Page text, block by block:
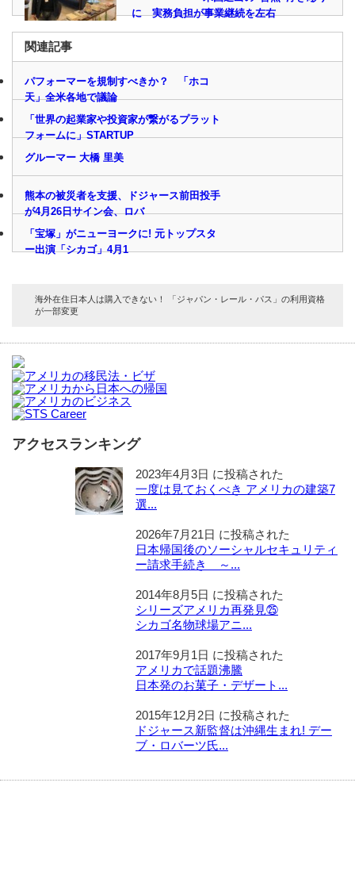
に 実務負担が事業継続を左右
関連記事
パフォーマーを規制すべきか？ 「ホコ
天」全米各地で議論
「世界の起業家や投資家が繋がるプラット
フォームに」STARTUP
グルーマー 大橋 里美
熊本の被災者を支援、ドジャース前田投手
が4月26日サイン会、ロバ
「宝塚」がニューヨークに! 元トップスタ
ー出演「シカゴ」4月1
海外在住日本人は購入できない！ 「ジャパン・レール・パス」の利用資格
が一部変更
アクセスランキング
2023年4月3日 に投稿された
一度は見ておくべき アメリカの建築7
選...
2026年7月21日 に投稿された
日本帰国後のソーシャルセキュリティ
ー請求手続き ～...
2014年8月5日 に投稿された
シリーズアメリカ再発見㉕
シカゴ名物球場アニ...
2017年9月1日 に投稿された
アメリカで話題沸騰
日本発のお菓子・デザート...
2015年12月2日 に投稿された
ドジャース新監督は沖縄生まれ! デー
ブ・ロバーツ氏...